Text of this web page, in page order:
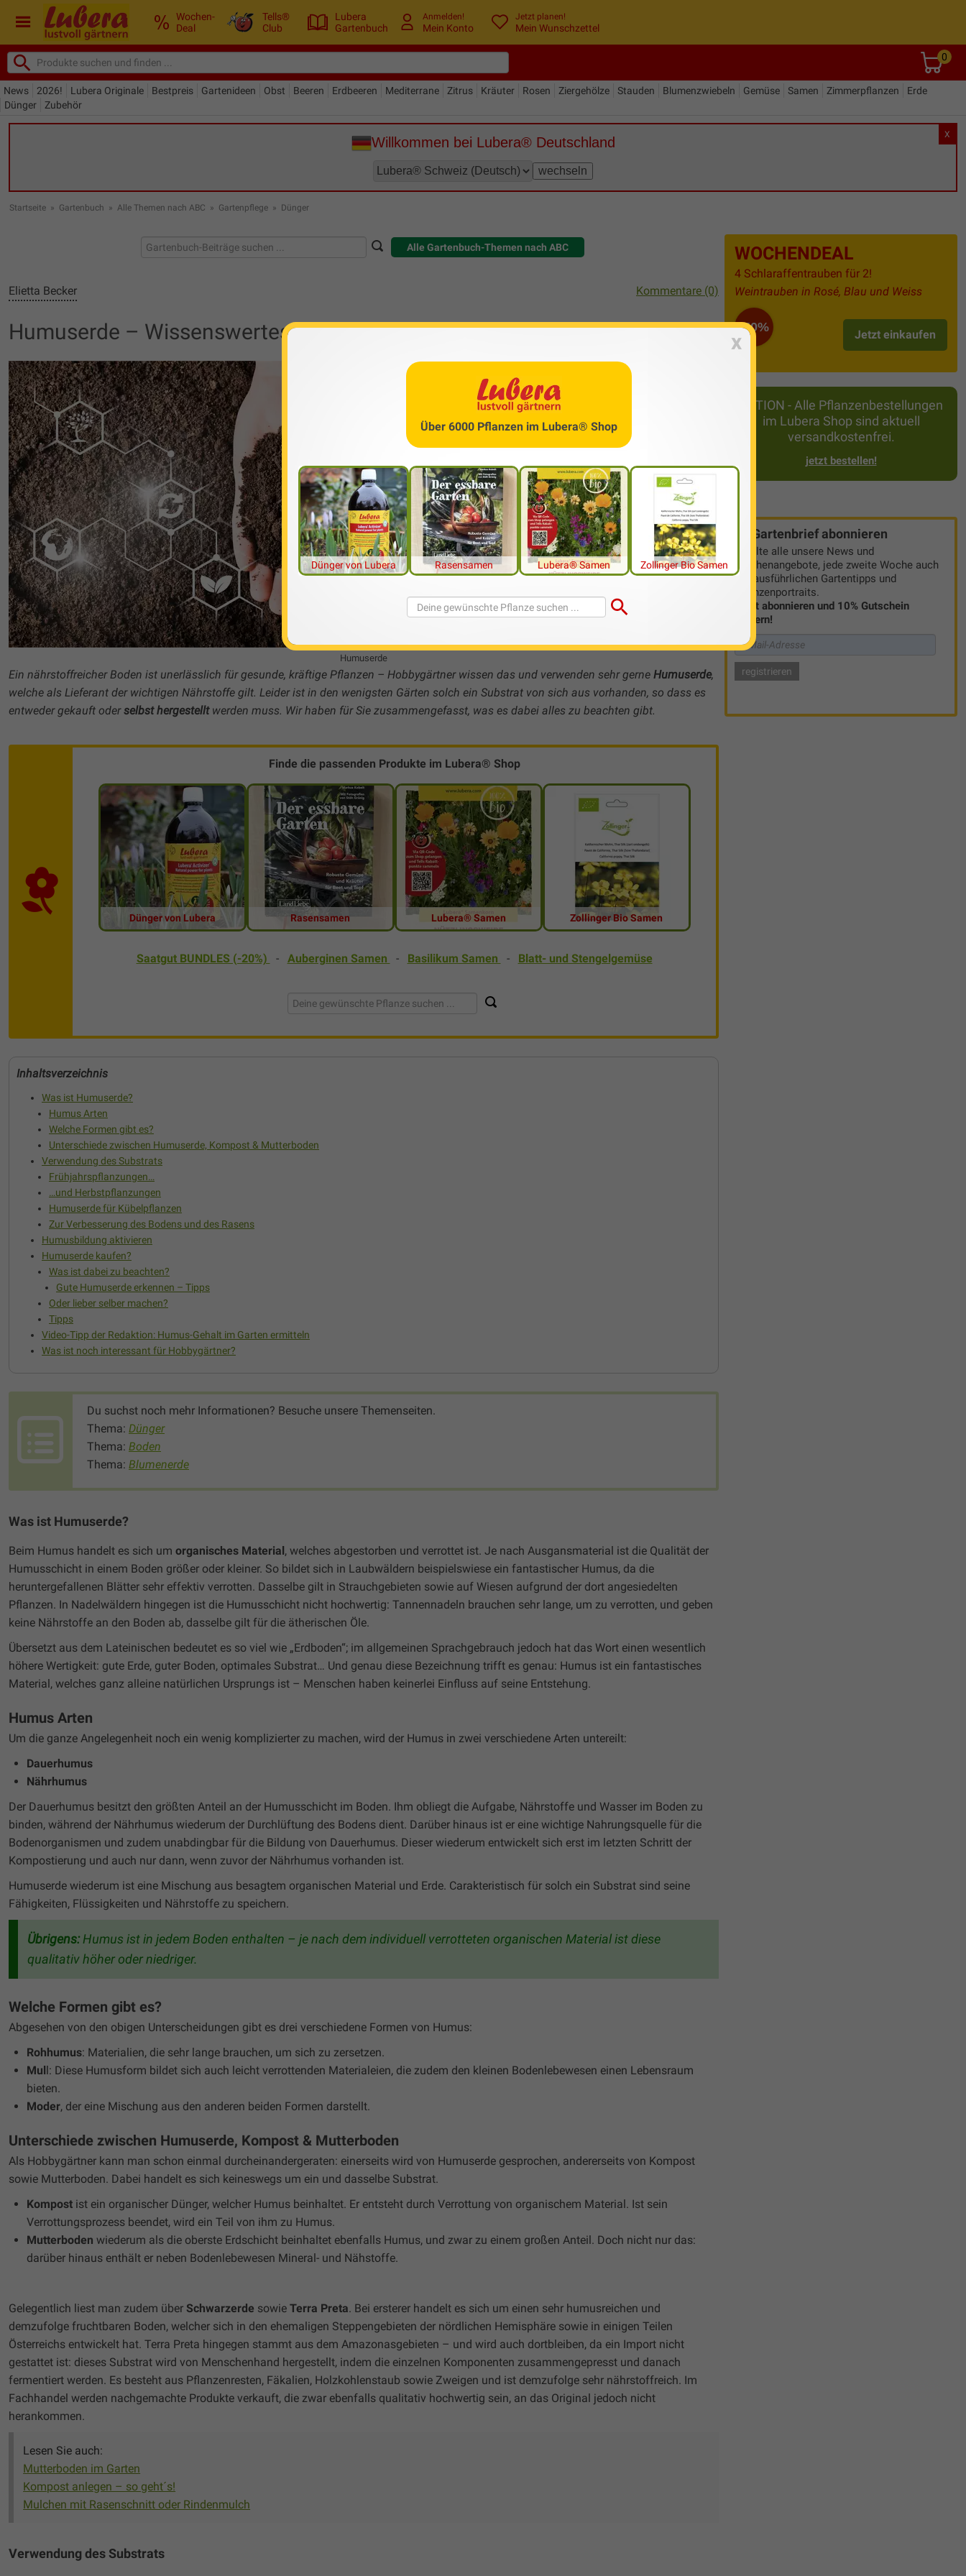
Wochen-
Deal
Tells®
Club
Lubera
Gartenbuch
Anmelden!
Mein Konto
Jetzt planen!
Mein Wunschzettel
0
News 2026! Lubera Originale Bestpreis Gartenideen Obst Beeren Erdbeeren Mediterrane Zitrus Kräuter Rosen Ziergehölze Stauden Blumenzwiebeln Gemüse Samen Zimmerpflanzen
Erde
Dünger
Zubehör
X
Willkommen bei Lubera® Deutschland
Startseite » Gartenbuch » Alle Themen nach ABC » Gartenpflege » Dünger
WOCHENDEAL
4 Schlaraffentrauben für 2!
Weintrauben in Rosé, Blau und Weiss
-50%
Jetzt einkaufen
AKTION - Alle Pflanzenbestellungen
im Lubera Shop sind aktuell
versandkostenfrei.
jetzt bestellen!
Gartenbrief abonnieren
Erhalte alle unsere News und
Wochenangebote, jede zweite Woche auch
mit ausführlichen Gartentipps und
Pflanzenportraits.
Jetzt abonnieren und 10% Gutschein
sichern!
Alle Gartenbuch-Themen nach ABC
Elietta Becker Kommentare (0)
Humuserde – Wissenswertes über das nährstoffreiche Substrat
Humuserde
Ein nährstoffreicher Boden ist unerlässlich für gesunde, kräftige Pflanzen – Hobbygärtner wissen das und verwenden sehr gerne Humuserde,
welche als Lieferant der wichtigen Nährstoffe gilt. Leider ist in den wenigsten Gärten solch ein Substrat von sich aus vorhanden, so dass es
entweder gekauft oderselbst hergestelltwerden muss. Wir haben für Sie zusammengefasst, was es dabei alles zu beachten gibt.
Finde die passenden Produkte im Lubera® Shop
Dünger von Lubera Rasensamen Lubera® Samen Zollinger Bio Samen
Saatgut BUNDLES (-20%) - Auberginen Samen - Basilikum Samen - Blatt- und Stengelgemüse
Inhaltsverzeichnis
Was ist Humuserde?
Humus Arten
Welche Formen gibt es?
Unterschiede zwischen Humuserde, Kompost & Mutterboden
Verwendung des Substrats
Frühjahrspflanzungen…
…und Herbstpflanzungen
Humuserde für Kübelpflanzen
Zur Verbesserung des Bodens und des Rasens
Humusbildung aktivieren
Humuserde kaufen?
Was ist dabei zu beachten?
Gute Humuserde erkennen – Tipps
Oder lieber selber machen?
Tipps
Video-Tipp der Redaktion: Humus-Gehalt im Garten ermitteln
Was ist noch interessant für Hobbygärtner?
Du suchst noch mehr Informationen? Besuche unsere Themenseiten.
Thema: Dünger
Thema: Boden
Thema: Blumenerde
Was ist Humuserde?
Beim Humus handelt es sich um organisches Material, welches abgestorben und verrottet ist. Je nach Ausgansmaterial ist die Qualität der
Humusschicht in einem Boden größer oder kleiner. So bildet sich in Laubwäldern beispielswiese ein fantastischer Humus, da die
heruntergefallenen Blätter sehr effektiv verrotten. Dasselbe gilt in Strauchgebieten sowie auf Wiesen aufgrund der dort angesiedelten
Pflanzen. In Nadelwäldern hingegen ist die Humusschicht nicht hochwertig: Tannennadeln brauchen sehr lange, um zu verrotten, und geben
keine Nährstoffe an den Boden ab, dasselbe gilt für die ätherischen Öle.
Übersetzt aus dem Lateinischen bedeutet es so viel wie „Erdboden“; im allgemeinen Sprachgebrauch jedoch hat das Wort einen wesentlich
höhere Wertigkeit: gute Erde, guter Boden, optimales Substrat… Und genau diese Bezeichnung trifft es genau: Humus ist ein fantastisches
Material, welches ganz alleine natürlichen Ursprungs ist – Menschen haben keinerlei Einfluss auf seine Entstehung.
Humus Arten
Um die ganze Angelegenheit noch ein wenig komplizierter zu machen, wird der Humus in zwei verschiedene Arten untereilt:
Dauerhumus
Nährhumus
Der Dauerhumus besitzt den größten Anteil an der Humusschicht im Boden. Ihm obliegt die Aufgabe, Nährstoffe und Wasser im Boden zu
binden, während der Nährhumus wiederum der Durchlüftung des Bodens dient. Darüber hinaus ist er eine wichtige Nahrungsquelle für die
Bodenorganismen und zudem unabdingbar für die Bildung von Dauerhumus. Dieser wiederum entwickelt sich erst im letzten Schritt der
Kompostierung und auch nur dann, wenn zuvor der Nährhumus vorhanden ist.
Humuserde wiederum ist eine Mischung aus besagtem organischen Material und Erde. Carakteristisch für solch ein Substrat sind seine
Fähigkeiten, Flüssigkeiten und Nährstoffe zu speichern.
Übrigens:Humus ist in jedem Boden enthalten – je nach dem individuell verrotteten organischen Material ist diese
qualitativ höher oder niedriger.
Welche Formen gibt es?
Abgesehen von den obigen Unterscheidungen gibt es drei verschiedene Formen von Humus:
Rohhumus: Materialien, die sehr lange brauchen, um sich zu zersetzen.
Mull: Diese Humusform bildet sich auch leicht verrottenden Materialeien, die zudem den kleinen Bodenlebewesen einen Lebensraum
bieten.
Moder, der eine Mischung aus den anderen beiden Formen darstellt.
Unterschiede zwischen Humuserde, Kompost & Mutterboden
Als Hobbygärtner kann man schon einmal durcheinandergeraten: einerseits wird von Humuserde gesprochen, andererseits von Kompost
sowie Mutterboden. Dabei handelt es sich keineswegs um ein und dasselbe Substrat.
Kompost ist ein organischer Dünger, welcher Humus beinhaltet. Er entsteht durch Verrottung von organischem Material. Ist sein
Verrottungsprozess beendet, wird ein Teil von ihm zu Humus.
Mutterboden wiederum als die oberste Erdschicht beinhaltet ebenfalls Humus, und zwar zu einem großen Anteil. Doch nicht nur das:
darüber hinaus enthält er neben Bodenlebewesen Mineral- und Nähstoffe.
Gelegentlich liest man zudem über Schwarzerde sowie Terra Preta. Bei ersterer handelt es sich um einen sehr humusreichen und
demzufolge fruchtbaren Boden, welcher sich in den ehemaligen Steppengebieten der nördlichen Hemisphäre sowie in einigen Teilen
Österreichs entwickelt hat. Terra Preta hingegen stammt aus dem Amazonasgebieten – und wird auch dortbleiben, da ein Import nicht
gestattet ist: dieses Substrat wird von Menschenhand hergestellt, indem die einzelnen Komponenten zusammengepresst und danach
fermentiert werden. Es besteht aus Pflanzenresten, Fäkalien, Holzkohlenstaub sowie Zweigen und ist demzufolge sehr nährstoffreich. Im
Fachhandel werden nachgemachte Produkte verkauft, die zwar ebenfalls qualitativ hochwertig sein, an das Original jedoch nicht
herankommen.
Lesen Sie auch:
Mutterboden im Garten
Kompost anlegen – so geht´s!
Mulchen mit Rasenschnitt oder Rindenmulch
Verwendung des Substrats
x
Über 6000 Pflanzen im Lubera® Shop
Dünger von Lubera Rasensamen Lubera® Samen Zollinger Bio Samen